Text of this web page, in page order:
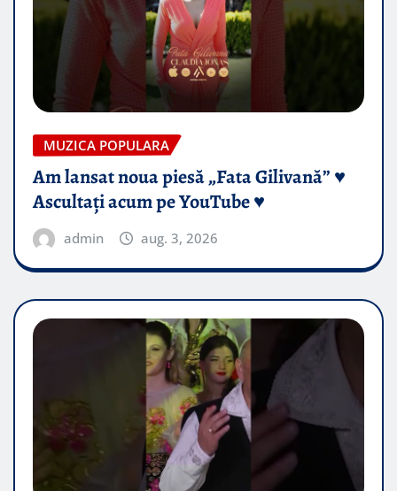
MUZICA POPULARA
Am lansat noua piesă „Fata Gilivană” ♥️
Ascultați acum pe YouTube ♥️
admin aug. 3, 2026